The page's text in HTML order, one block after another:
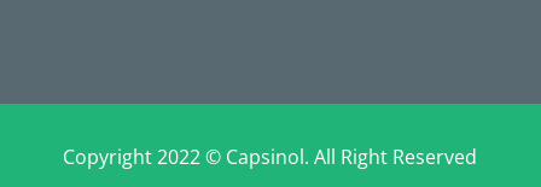
Copyright 2022 © Capsinol. All Right Reserved